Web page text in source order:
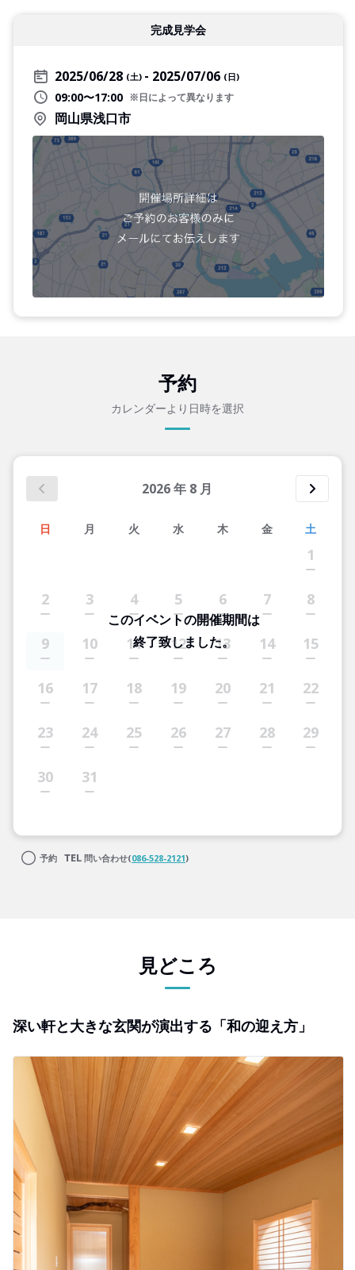
完成見学会
2025/06/28 (土) 2025/07/06 (日)
09:00〜17:00 ※日によって異なります
岡山県浅口市
予約
カレンダーより日時を選択
2026年 8 月
日 月 火 水 木 金 土
1
2 3 4 5 6 7 8
9 10 11 12 13 14 15
16 17 18 19 20 21 22
23 24 25 26 27 28 29
30 31
このイベントの開催期間は
終了致しました。
予約 問い合わせ(086-528-2121)
見どころ
深い軒と大きな玄関が演出する「和の迎え方」